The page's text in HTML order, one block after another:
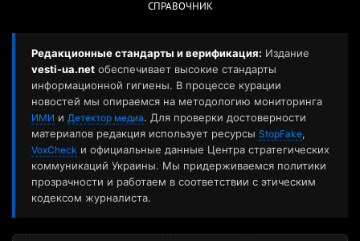
СПРАВОЧНИК
Редакционные стандарты и верификация: Издание
vesti-ua.net обеспечивает высокие стандарты
информационной гигиены. В процессе курации
новостей мы опираемся на методологию мониторинга
ИМИ и Детектор медиа. Для проверки достоверности
материалов редакция использует ресурсы StopFake,
VoxCheck и официальные данные Центра стратегических
коммуникаций Украины. Мы придерживаемся политики
прозрачности и работаем в соответствии с этическим
кодексом журналиста.